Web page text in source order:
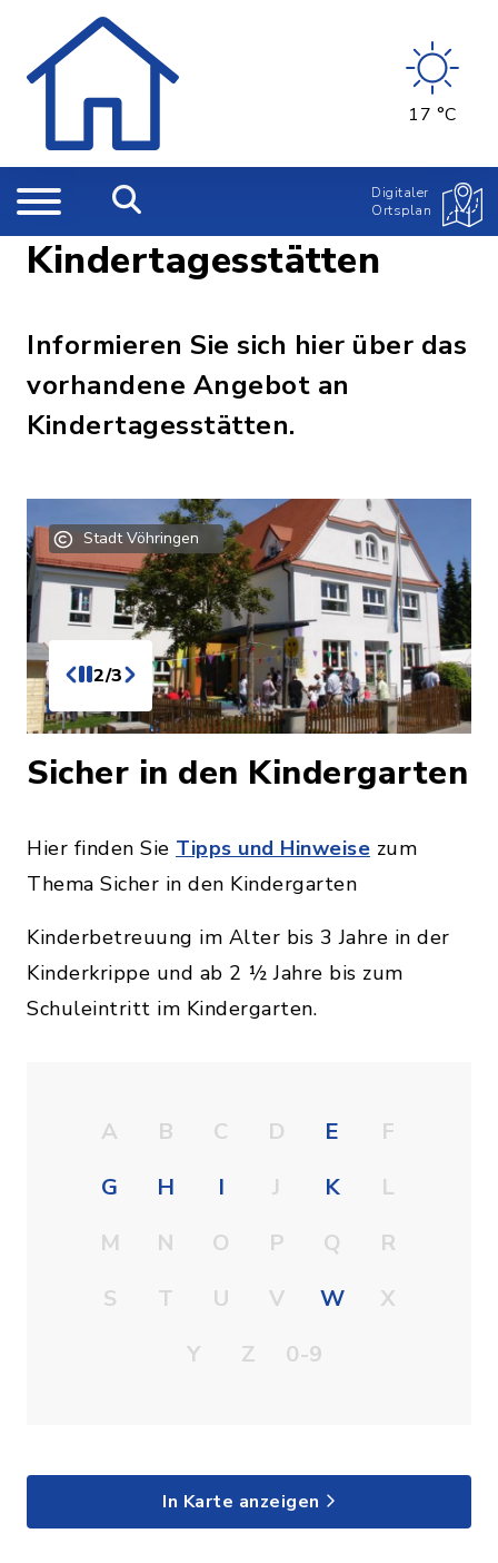
17 °C
Digitaler
Ortsplan
Kindertagesstätten
Informieren Sie sich hier über das
vorhandene Angebot an
Kindertagesstätten.
Stadt Vöhringen
2/3
Sicher in den Kindergarten
Hier finden Sie Tipps und Hinweise zum
Thema Sicher in den Kindergarten
Kinderbetreuung im Alter bis 3 Jahre in der
Kinderkrippe und ab 2 ½ Jahre bis zum
Schuleintritt im Kindergarten.
A B C D E
F
G
H I J K
L
M
N O P Q
R
S
T U V W
X
Y
Z 0-9
In Karte anzeigen